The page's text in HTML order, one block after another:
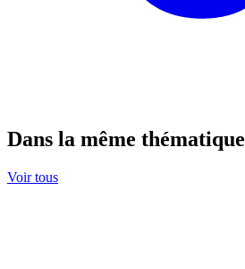
Dans la même thématique
Voir tous